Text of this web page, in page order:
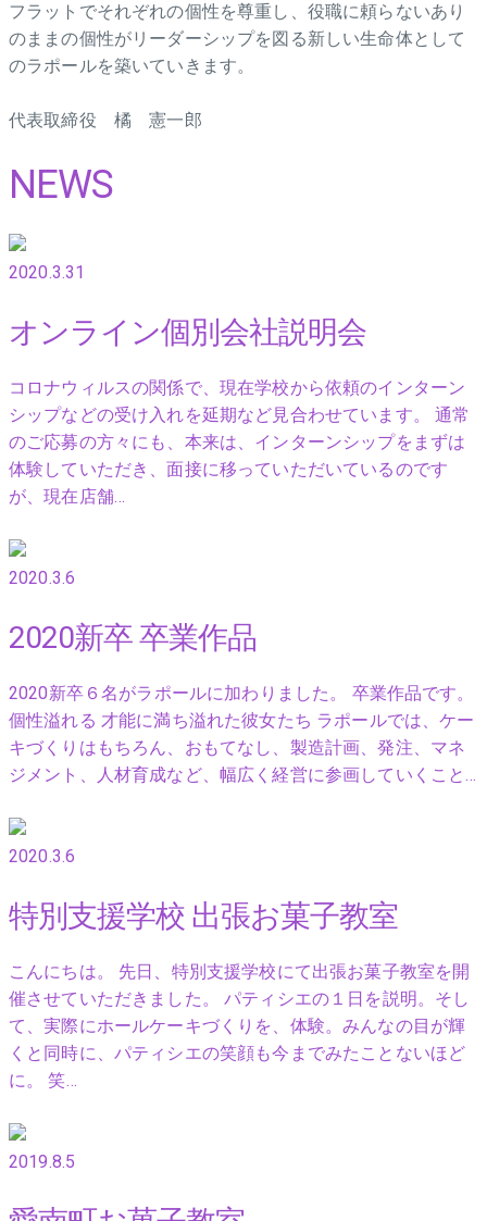
フラットでそれぞれの個性を尊重し、役職に頼らないあり
のままの個性がリーダーシップを図る新しい生命体として
のラポールを築いていきます。
代表取締役 橘 憲一郎
NEWS
2020.3.31
オンライン個別会社説明会
コロナウィルスの関係で、現在学校から依頼のインターン
シップなどの受け入れを延期など見合わせています。 通常
のご応募の方々にも、本来は、インターンシップをまずは
体験していただき、面接に移っていただいているのです
が、現在店舗…
2020.3.6
2020新卒 卒業作品
2020新卒６名がラポールに加わりました。 卒業作品です。
個性溢れる 才能に満ち溢れた彼女たち ラポールでは、ケー
キづくりはもちろん、おもてなし、製造計画、発注、マネ
ジメント、人材育成など、幅広く経営に参画していくこと…
2020.3.6
特別支援学校 出張お菓子教室
こんにちは。 先日、特別支援学校にて出張お菓子教室を開
催させていただきました。 パティシエの１日を説明。そし
て、実際にホールケーキづくりを、体験。みんなの目が輝
くと同時に、パティシエの笑顔も今までみたことないほど
に。 笑…
2019.8.5